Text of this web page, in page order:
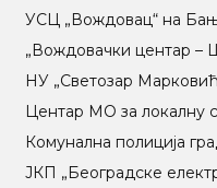
УСЦ „Вождовац“ на
„Вождовачки центар –
НУ „Светозар
Центар МO за локалну
Комунална полиција
ЈКП „Београдске